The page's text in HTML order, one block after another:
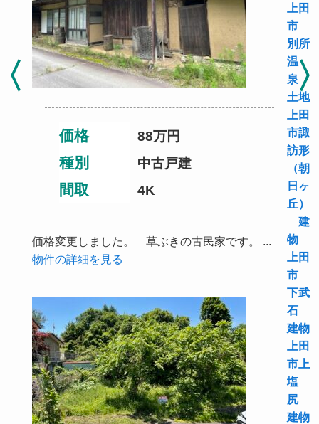
価格 88万円
種別 中古戸建
間取 4K
価格変更しました。 草ぶきの古民家です。 ...
物件の詳細を見る
上田
市
別所
温
泉
土地
上田
市諏
訪形
（朝
日ヶ
丘）
建
物
上田
市
下武
石
建物
上田
市上
塩
尻
建物